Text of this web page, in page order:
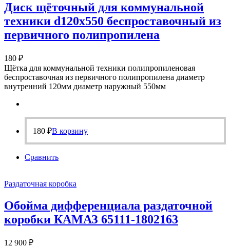
Диск щёточный для коммунальной
техники d120х550 беспроставочный из
первичного полипропилена
180 ₽
Щётка для коммунальной техники полипропиленовая
беспроставочная из первичного полипропилена диаметр
внутренний 120мм диаметр наружный 550мм
180 ₽В корзину
Сравнить
Раздаточная коробка
Обойма дифференциала раздаточной
коробки КАМАЗ 65111-1802163
12 900 ₽